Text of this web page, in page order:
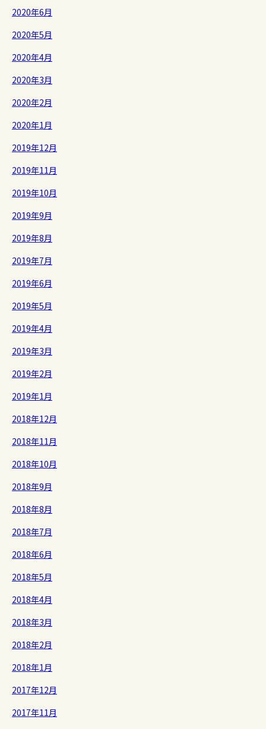
2020年6月
2020年5月
2020年4月
2020年3月
2020年2月
2020年1月
2019年12月
2019年11月
2019年10月
2019年9月
2019年8月
2019年7月
2019年6月
2019年5月
2019年4月
2019年3月
2019年2月
2019年1月
2018年12月
2018年11月
2018年10月
2018年9月
2018年8月
2018年7月
2018年6月
2018年5月
2018年4月
2018年3月
2018年2月
2018年1月
2017年12月
2017年11月